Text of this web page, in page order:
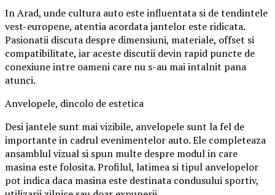
In Arad, unde cultura auto este influentata si de tendintele
vest-europene, atentia acordata jantelor este ridicata.
Pasionatii discuta despre dimensiuni, materiale, offset si
compatibilitate, iar aceste discutii devin rapid puncte de
conexiune intre oameni care nu s-au mai intalnit pana
atunci.
Anvelopele, dincolo de estetica
Desi jantele sunt mai vizibile, anvelopele sunt la fel de
importante in cadrul evenimentelor auto. Ele completeaza
ansamblul vizual si spun multe despre modul in care
masina este folosita. Profilul, latimea si tipul anvelopelor
pot indica daca masina este destinata condusului sportiv,